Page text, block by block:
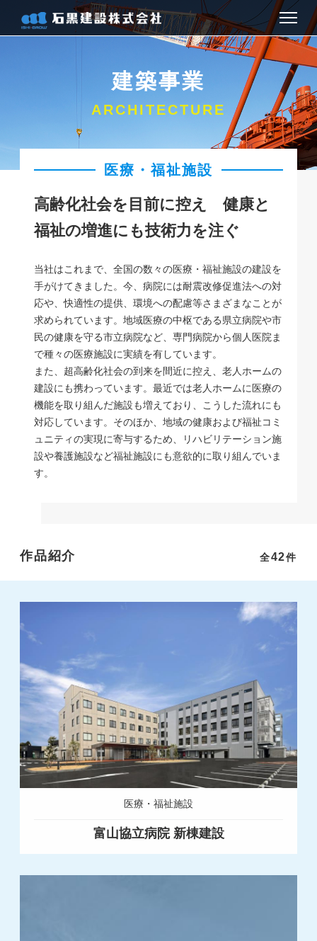
土木事業
お問い合わせ
採用情報
建築事業
ARCHITECTURE
医療・福祉施設
高齢化社会を目前に控え 健康と
福祉の増進にも技術力を注ぐ
当社はこれまで、全国の数々の医療・福祉施設の建設を
手がけてきました。今、病院には耐震改修促進法への対
応や、快適性の提供、環境への配慮等さまざまなことが
求められています。地域医療の中枢である県立病院や市
民の健康を守る市立病院など、専門病院から個人医院ま
で種々の医療施設に実績を有しています。
また、超高齢化社会の到来を間近に控え、老人ホームの
建設にも携わっています。最近では老人ホームに医療の
機能を取り組んだ施設も増えており、こうした流れにも
対応しています。そのほか、地域の健康および福祉コミ
ュニティの実現に寄与するため、リハビリテーション施
設や養護施設など福祉施設にも意欲的に取り組んでいま
す。
作品紹介 全42件
医療・福祉施設
富山協立病院 新棟建設